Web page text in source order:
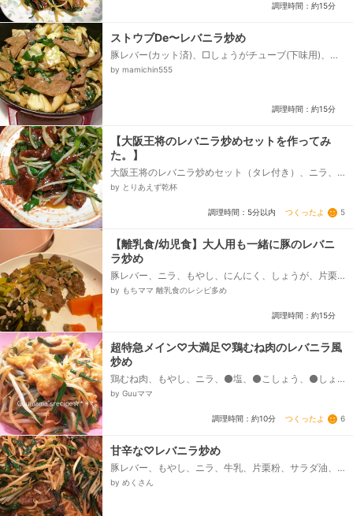
調理時間：約15分
ストウブDe〜レバニラ炒め
豚レバー(カット済)、□しょうがチューブ(下味用)、□
醤油、生姜スライス、キャベツ(1/2カット物)、水、ニ
by mamichin555
調理時間：約15分
【大阪王将のレバニラ炒めセットを作ってみ
た。】
大阪王将のレバニラ炒めセット（タレ付き）、ニラ、
もやし、千切り生姜、酒
by とりあえず乾杯
調理時間：5分以内 つくったよ 5
【離乳食/幼児食】大人用も一緒に豚のレバニ
ラ炒め
豚レバー、ニラ、もやし、にんにく、しょうが、片栗
粉、★味噌、★醤油、★みりん、★料理酒、★砂糖、
by もちママ 離乳食のレシピ多め
調理時間：約15分
超特急メイン♡大満足♡鶏むね肉のレバニラ風
炒め
鶏むね肉、もやし、ニラ、⚫塩、⚫こしょう、⚫しょ
うがチューブ、片栗粉、ごま油、すりおろしにんにく
by Guuママ
調理時間：約10分 つくったよ 6
甘辛な♡レバニラ炒め
豚レバー、もやし、ニラ、牛乳、片栗粉、サラダ油、⭐️
調味料、・水、・醤油、・砂糖、・酒、・みりん
by めくさん